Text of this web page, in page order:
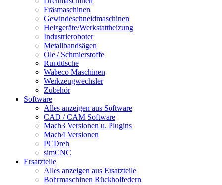
Fräsmaschinen
Gewindeschneidmaschinen
Heizgeräte/Werkstattheizung
Industrieroboter
Metallbandsägen
Öle / Schmierstoffe
Rundtische
Wabeco Maschinen
Werkzeugwechsler
Zubehör
Software
Alles anzeigen aus Software
CAD / CAM Software
Mach3 Versionen u. Plugins
Mach4 Versionen
PCDreh
simCNC
Ersatzteile
Alles anzeigen aus Ersatzteile
Bohrmaschinen Rückholfedern